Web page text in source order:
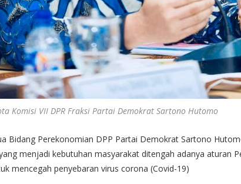
Komisi VII DPR Fraksi Partai Demokrat Sartono Hutomo
Bidang Perekonomian DPP Partai Demokrat Sartono
menjadi kebutuhan masyarakat ditengah adanya aturan
mencegah penyebaran virus corona (Covid-19)